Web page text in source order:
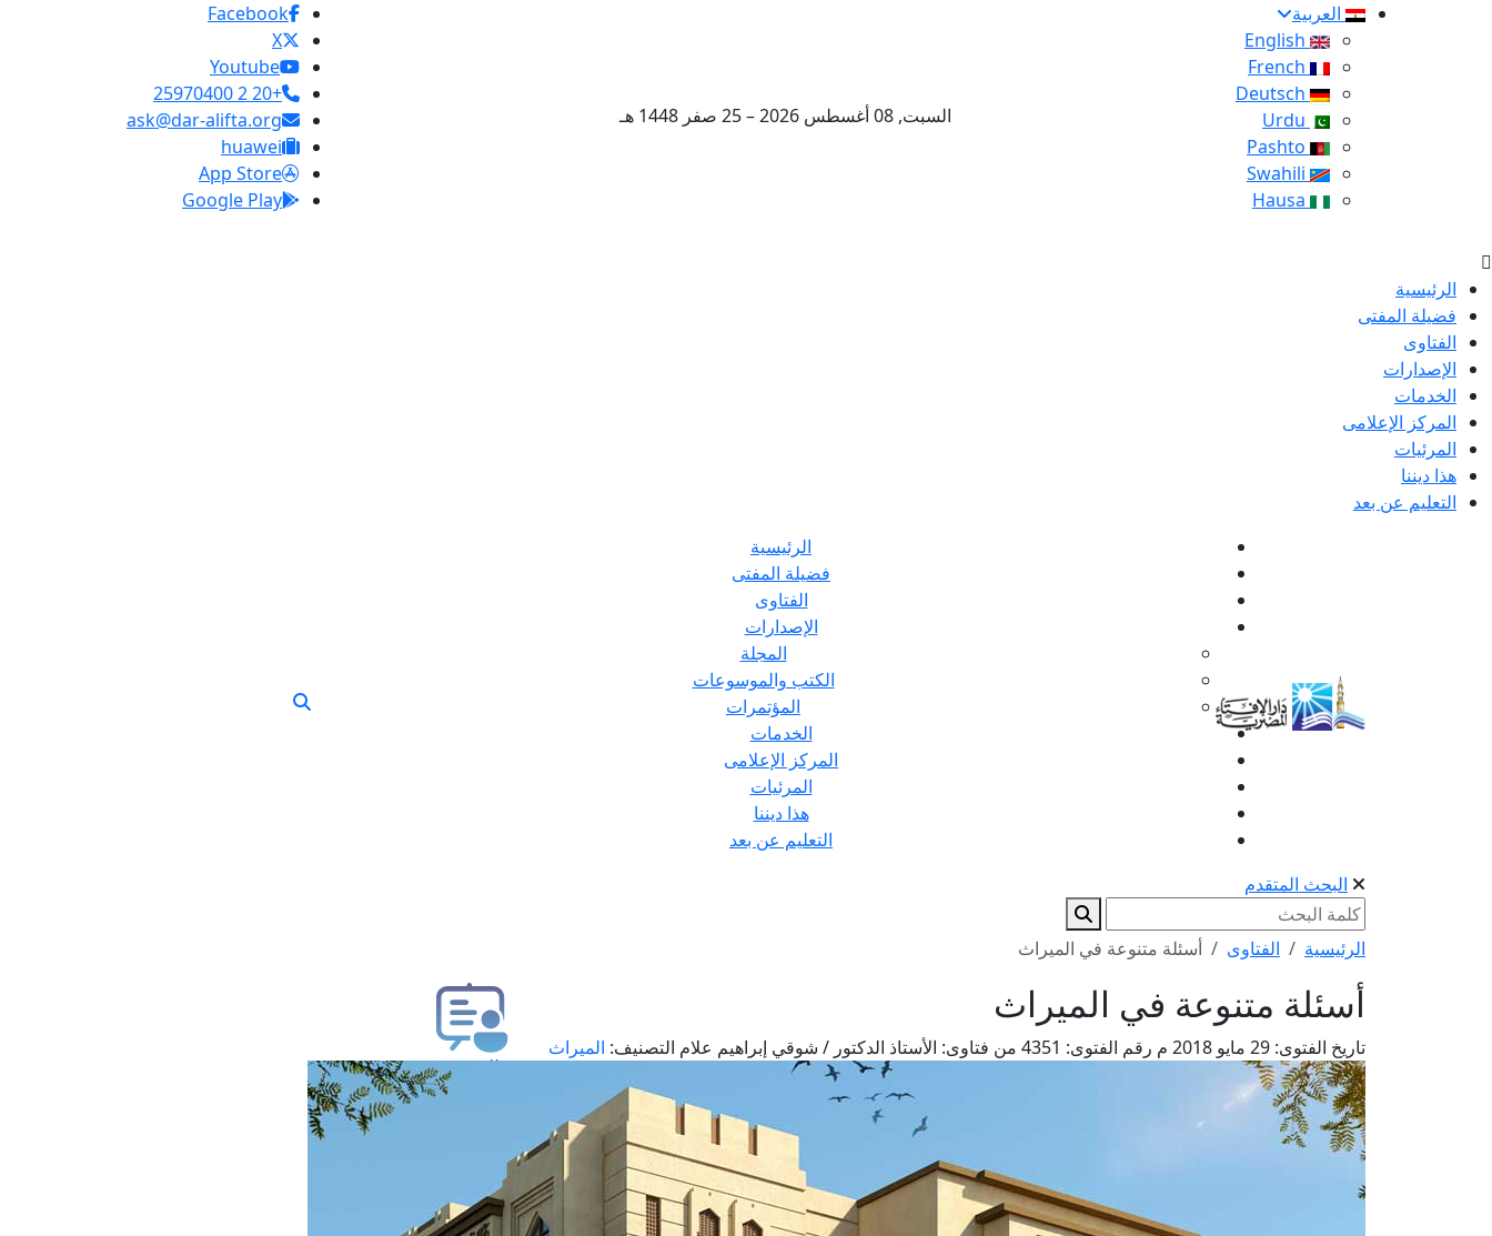
العربية
السبت, 08 أغسطس 2026 – 25 صفر 1448 هـ
Facebook
X
Youtube
+20 2 25970400
ask@dar-alifta.org
huawei
App Store
Google Play
الرئيسية
فضيلة المفتى
الفتاوى
الإصدارات
الخدمات
المركز الإعلامى
المرئيات
هذا ديننا
التعليم عن بعد
الرئيسية
فضيلة المفتى
الفتاوى
الإصدارات
المجلة
الكتب والموسوعات
المؤتمرات
الخدمات
المركز الإعلامى
المرئيات
هذا ديننا
التعليم عن بعد
البحث المتقدم
الرئيسية الفتاوى أسئلة متنوعة في الميراث
أسئلة متنوعة في الميراث
تاريخ الفتوى: رقم الفتوى: من فتاوى: الأستاذ الدكتور / شوقي إبراهيم علام التصنيف: الميراث
طلب فتوى
استعلام عن فتوى